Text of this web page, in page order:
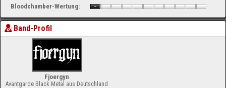
Bloodchamber-Wertung:
Band-Profil
Fjoergyn
Avantgarde Black Metal aus Deutschland